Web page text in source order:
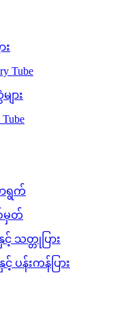
Tube
ား
ရွက်
မှတ်
သတ္တုပြား
န်းကန်ပြား